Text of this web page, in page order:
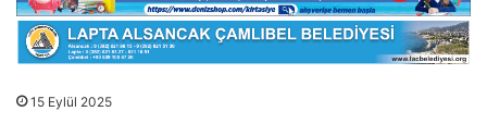
15 Eylül 2025